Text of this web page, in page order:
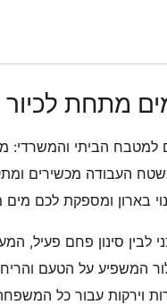
מתחת לכיור
למטבח הביתי והמשרדי:
העבודה מכשירים
בארון ומספקת לכם מים
לבין סינון פחם
המשפיע על הטעם
וירקות עבור כל